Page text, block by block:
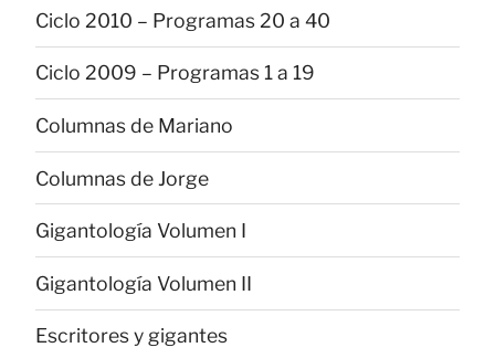
Ciclo 2010 – Programas 20 a 40
Ciclo 2009 – Programas 1 a 19
Columnas de Mariano
Columnas de Jorge
Gigantología Volumen I
Gigantología Volumen II
Escritores y gigantes